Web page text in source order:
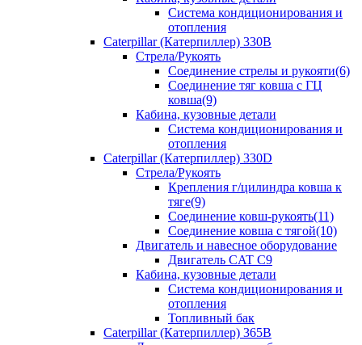
Система кондиционирования и
отопления
Caterpillar (Катерпиллер) 330B
Стрела/Рукоять
Соединение стрелы и рукояти(6)
Соединение тяг ковша с ГЦ
ковша(9)
Кабина, кузовные детали
Система кондиционирования и
отопления
Caterpillar (Катерпиллер) 330D
Стрела/Рукоять
Крепления г/цилиндра ковша к
тяге(9)
Соединение ковш-рукоять(11)
Соединение ковша с тягой(10)
Двигатель и навесное оборудование
Двигатель CAT C9
Кабина, кузовные детали
Система кондиционирования и
отопления
Топливный бак
Caterpillar (Катерпиллер) 365B